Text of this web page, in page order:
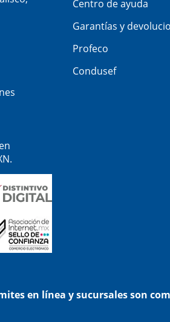
Centro de ayuda
Garantías y
Profeco
Condusef
en línea y sucursales son